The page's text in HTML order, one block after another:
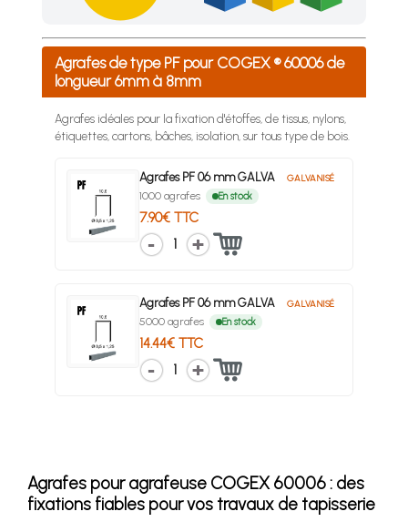
Achetez 4 sachets ou boîtes d'agrafes ou de pointes et
Agrafes de type PF pour COGEX ® 60006 de
longueur 6mm à 8mm
Agrafes idéales pour la fixation d'étoffes, de tissus, nylons,
étiquettes, cartons, bâches, isolation, sur tous type de bois.
Agrafes PF 06 mm GALVA GALVANISÉ
1000 agrafes En stock
7.90€ TTC
1
Agrafes PF 06 mm GALVA GALVANISÉ
5000 agrafes En stock
14.44€ TTC
1
Agrafes pour agrafeuse COGEX 60006 : des
fixations fiables pour vos travaux de tapisserie